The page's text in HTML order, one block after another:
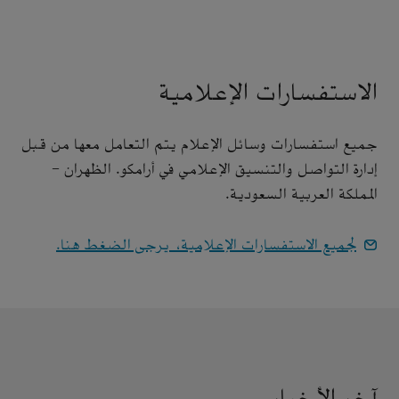
الاستفسارات الإعلامية
جميع استفسارات وسائل الإعلام يتم التعامل معها من قبل
إدارة التواصل والتنسيق الإعلامي في أرامكو. الظهران -
المملكة العربية السعودية.
لجميع الاستفسارات الإعلامية، يرجى الضغط هنا.